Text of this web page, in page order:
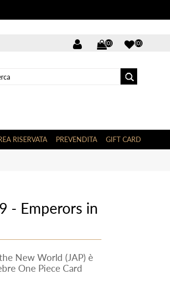
(0) (0)
RISERVATA PREVENDITA GIFT CARD
- Emperors in
New World (JAP) è
One Piece Card